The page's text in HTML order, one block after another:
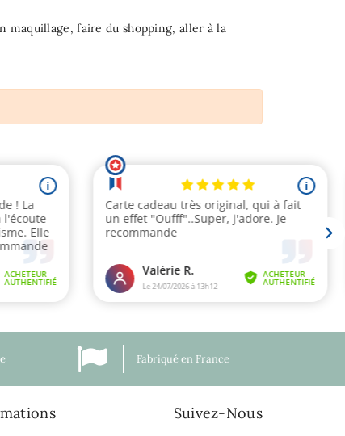
maquillage, faire du shopping, aller à la
Fabriqué en France
Suivez-Nous